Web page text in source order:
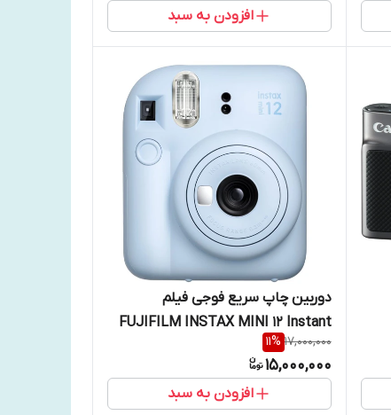
افزودن به سبد
دوربین چاپ سریع فوجی فیلم
FUJIFILM INSTAX MINI 12 Instant
Film Camera
17,000,000
11%
15,000,000
افزودن به سبد